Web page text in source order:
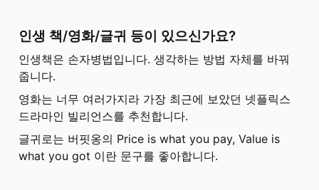
인생 책/영화/글귀 등이 있으신가요?
인생책은 손자병법입니다. 생각하는 방법 자체를 바꿔
줍니다.
영화는 너무 여러가지라 가장 최근에 보았던 넷플릭스
드라마인 빌리언스를 추천합니다.
글귀로는 버핏옹의 Price is what you pay, Value is
what you got 이란 문구를 좋아합니다.